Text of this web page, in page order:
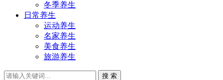
冬季养生
日常养生
运动养生
名家养生
美食养生
旅游养生
搜 索